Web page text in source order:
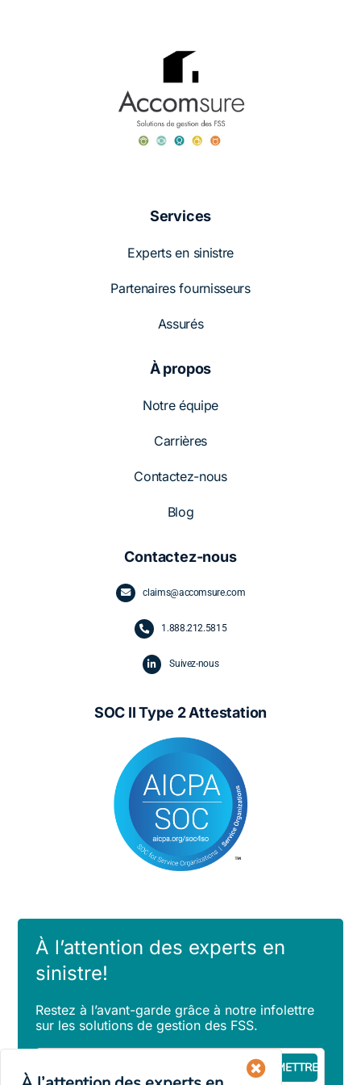
Services
Experts en sinistre
Partenaires fournisseurs
Assurés
À propos
Notre équipe
Carrières
Contactez-nous
Blog
Contactez-nous
claims@accomsure.com
1.888.212.5815
Suivez-nous
SOC II Type 2 Attestation
À l’attention des experts en
sinistre!
Restez à l’avant-garde grâce à notre infolettre
sur les solutions de gestion des FSS.
(Obligatoire)